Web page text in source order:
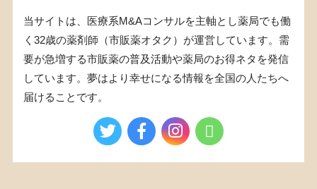
当サイトは、医療系M&Aコンサルを主軸とし薬局でも働
く32歳の薬剤師（市販薬オタク）が運営しています。需
要が急増する市販薬の普及活動や薬局のお得ネタを発信
しています。夢はより幸せになる情報を全国の人たちへ
届けることです。